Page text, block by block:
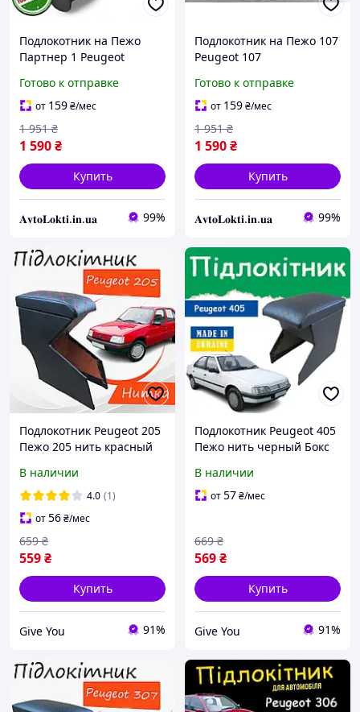
Подлокотник на Пежо
Партнер 1 Peugeot
Готово к отправке
от 159₴/мес
1 590₴
1 951 ₴
Купить
𝐀𝐯𝐭𝐨𝐋𝐨𝐤𝐭𝐢.𝐢𝐧.𝐮𝐚 99%
Подлокотник на Пежо 107
Peugeot 107
Готово к отправке
от 159₴/мес
1 590₴
1 951 ₴
Купить
𝐀𝐯𝐭𝐨𝐋𝐨𝐤𝐭𝐢.𝐢𝐧.𝐮𝐚 99%
Подлокотник Peugeot 205
Пежо 205 нить красный
салона обвес Tuning
аксессуары
В наличии
4.0 (1)
от56₴/мес
559₴
659 ₴
Купить
Give You 91%
Подлокотник Peugeot 405
Пежо нить черный Бокс
обвес Tuning аксессуары
В наличии
от57₴/мес
569₴
669 ₴
Купить
Give You 91%